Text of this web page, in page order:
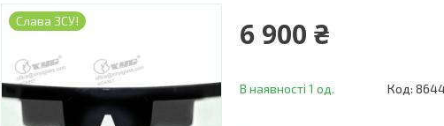
Слава ЗСУ! 6 900 ₴
В наявності 1 од. Код: